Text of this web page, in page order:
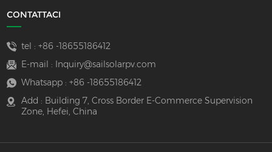
CONTATTACI
tel : +86 -18655186412
E-mail :
Inquiry@sailsolarpv.com
Whatsapp : +86 -18655186412
Add : Building 7, Cross Border E-Commerce Supervision
Zone, Hefei, China